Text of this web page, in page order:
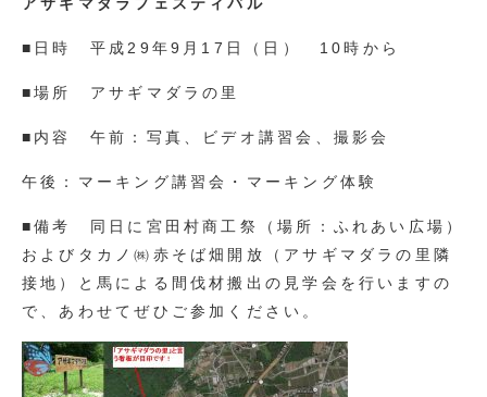
■日時 平成29年9月17日（日） 10時から
■場所 アサギマダラの里
■内容 午前：写真、ビデオ講習会、撮影会
午後：マーキング講習会・マーキング体験
■備考 同日に宮田村商工祭（場所：ふれあい広場）
およびタカノ㈱赤そば畑開放（アサギマダラの里隣
接地）と馬による間伐材搬出の見学会を行いますの
で、あわせてぜひご参加ください。